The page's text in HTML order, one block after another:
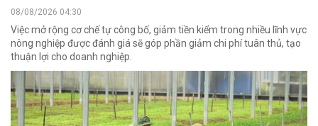
08/08/2026 04:30
Việc mở rộng cơ chế tự công bố, giảm tiền kiểm trong nhiều lĩnh vực
nông nghiệp được đánh giá sẽ góp phần giảm chi phí tuân thủ, tạo
thuận lợi cho doanh nghiệp.